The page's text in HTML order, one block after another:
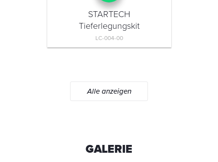
STARTECH
Tieferlegungskit
LC-004-00
Alle anzeigen
GALERIE